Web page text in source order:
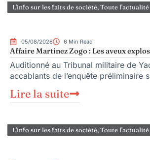
L'info sur les faits de société,Toute l'actualité
05/08/2026 6 Min Read
Affaire Martinez Zogo : Les aveux
Auditionné au Tribunal militaire de
accablants de l’enquête préliminaire
Lire la suite
L'info sur les faits de société,Toute l'actualité